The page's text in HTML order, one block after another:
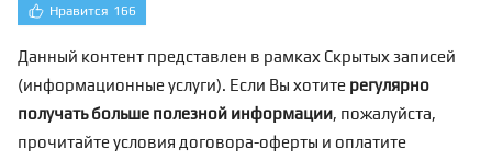
Нравится 166
Данный контент представлен в рамках Скрытых записей
(информационные услуги). Если Вы хотите регулярно
получать больше полезной информации, пожалуйста,
прочитайте условия договора-оферты и оплатите